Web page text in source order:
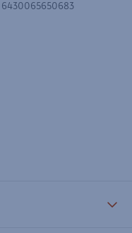
6430065650683